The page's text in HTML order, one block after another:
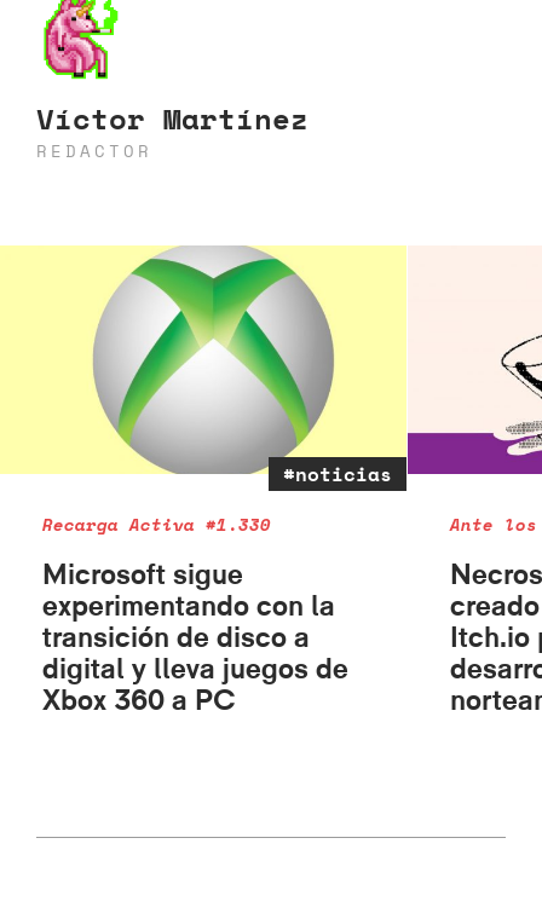
Víctor Martínez
REDACTOR
#noticias
Recarga Activa #1.330
Microsoft sigue
experimentando con la
transición de disco a
digital y lleva juegos de
Xbox 360 a PC
Ante
Itch.io